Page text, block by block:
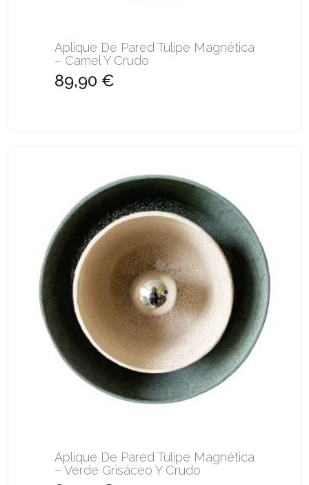
Aplique De Pared Tulipe Magnética
– Camel Y Crudo
89,90 €
Aplique De Pared Tulipe Magnética
– Verde Grisáceo Y Crudo